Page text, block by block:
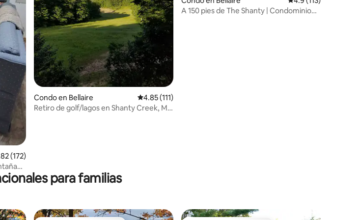
promedio: 4.82 de 5, 172 reseñas
(172)
Condo en Bellaire Calificación promedio: 4.85 de 5, 111 reseñas
4.85 (111)
Retiro de golf/lagos en Shanty Creek, MI,
A 150 pies de The Shanty | Condominio
para familias